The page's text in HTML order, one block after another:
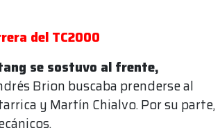
del TC2000
se sostuvo al frente,
Brion buscaba prenderse al
y Martín Chialvo. Por su parte,